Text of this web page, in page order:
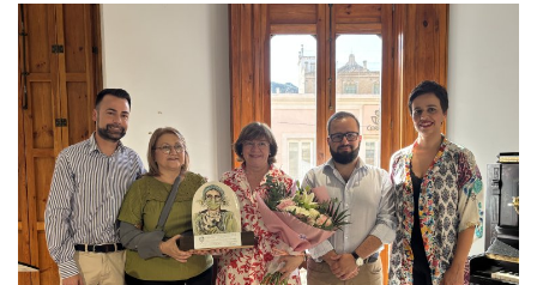
Entrevistas
Reportajes
Empresas
Mapa de Mazarrón
Vídeos